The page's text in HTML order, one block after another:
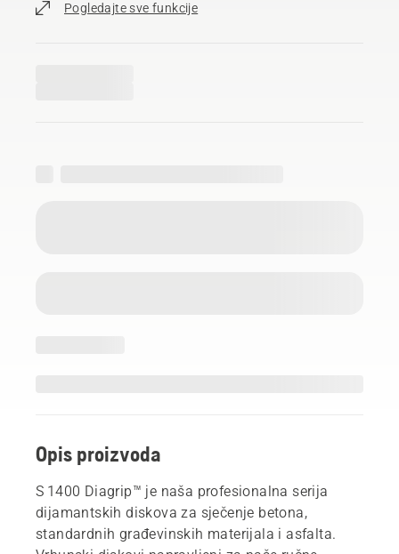
Pogledajte sve funkcije
Opis proizvoda
S 1400 Diagrip™ je naša profesionalna seriја
dijamantskih diskova za sječenje betona,
standardnih građevinskih materijala i asfalta.